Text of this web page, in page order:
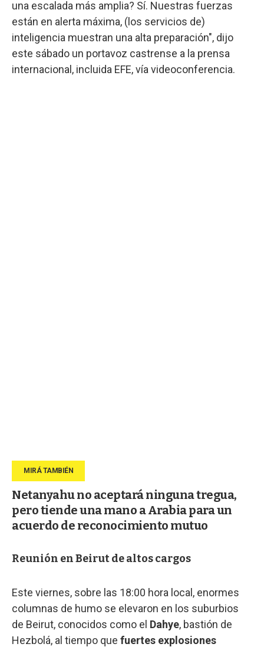
una escalada más amplia? Sí. Nuestras fuerzas
están en alerta máxima, (los servicios de)
inteligencia muestran una alta preparación", dijo
este sábado un portavoz castrense a la prensa
internacional, incluida EFE, vía videoconferencia.
Netanyahu no aceptará ninguna tregua,
pero tiende una mano a Arabia para un
acuerdo de reconocimiento mutuo
Reunión en Beirut de altos cargos
Este viernes, sobre las 18:00 hora local, enormes
columnas de humo se elevaron en los suburbios
de Beirut, conocidos como el Dahye, bastión de
Hezbolá, al tiempo que fuertes explosiones